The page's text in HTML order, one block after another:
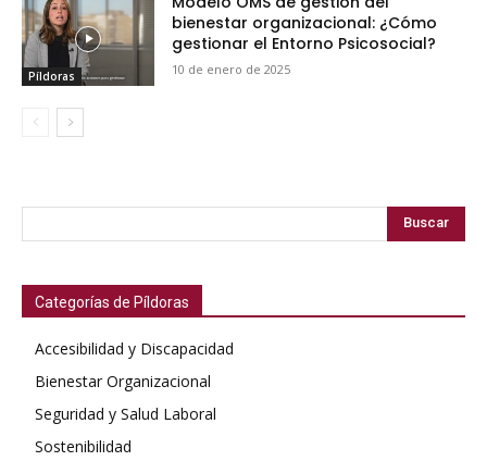
Píldoras
bienestar organizacional: ¿Cómo
gestionar el Entorno Psicosocial?
10 de enero de 2025
Buscar
Categorías de Píldoras
Accesibilidad y Discapacidad
Bienestar Organizacional
Seguridad y Salud Laboral
Sostenibilidad